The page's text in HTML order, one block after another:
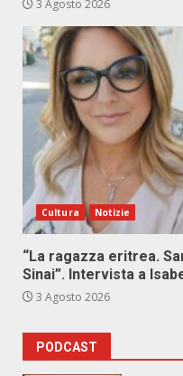
3 Agosto 2026
Cultura Notizie
“La ragazza eritrea.
Sinai”. Intervista a
3 Agosto 2026
PODCAST